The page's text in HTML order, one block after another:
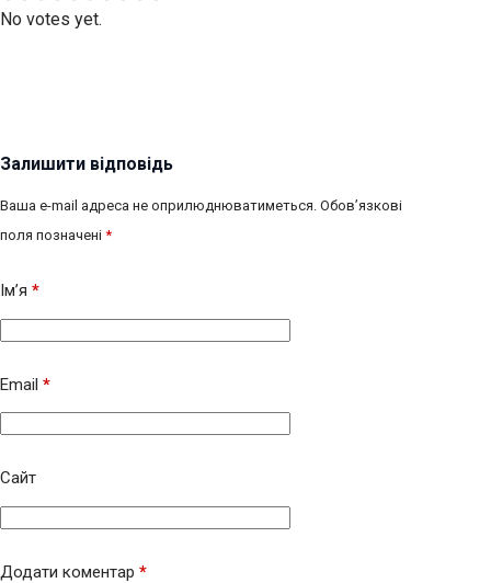
No votes yet.
Залишити відповідь
Ваша e-mail адреса не оприлюднюватиметься. Обов’язкові
поля позначені *
Ім’я *
Email *
Сайт
Додати коментар *